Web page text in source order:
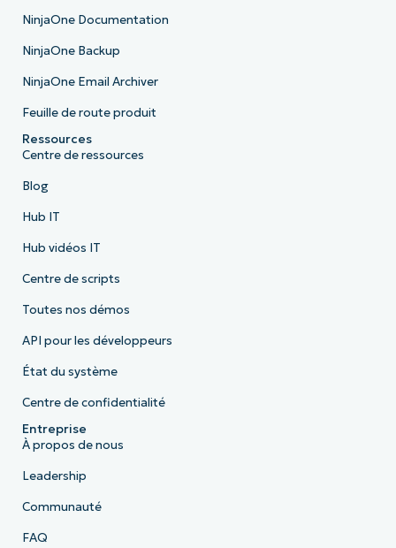
NinjaOne Documentation
NinjaOne Backup
NinjaOne Email Archiver
Feuille de route produit
Ressources
Centre de ressources
Blog
Hub IT
Hub vidéos IT
Centre de scripts
Toutes nos démos
API pour les développeurs
État du système
Centre de confidentialité
Entreprise
À propos de nous
Leadership
Communauté
FAQ